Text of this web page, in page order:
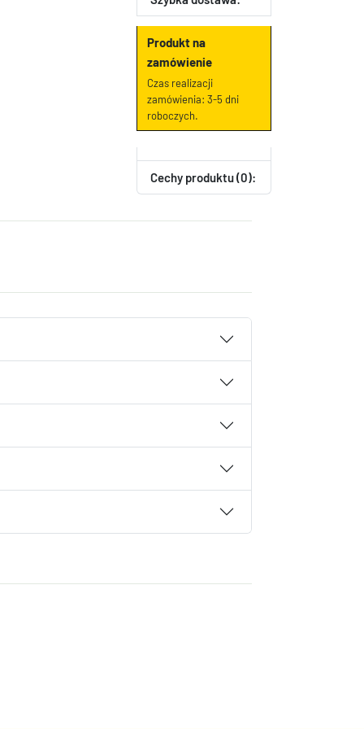
Produkt na
zamówienie
Czas realizacji
zamówienia: 3-5 dni
roboczych.
Cechy produktu (0):